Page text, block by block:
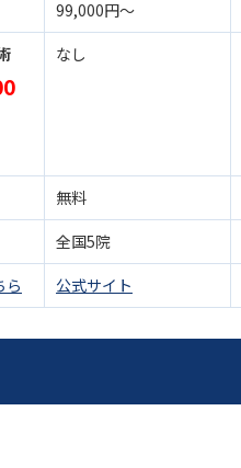
99,000円〜
なし
無料
全国5院
ら 公式サイト